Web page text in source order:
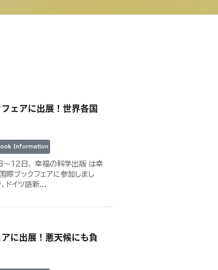
ェアに出展！世界各国
Information
12日、 幸福の科学出版 は幸
際ブックフェアに参加しまし
ドイツ語新...
に出展！悪天候にも負